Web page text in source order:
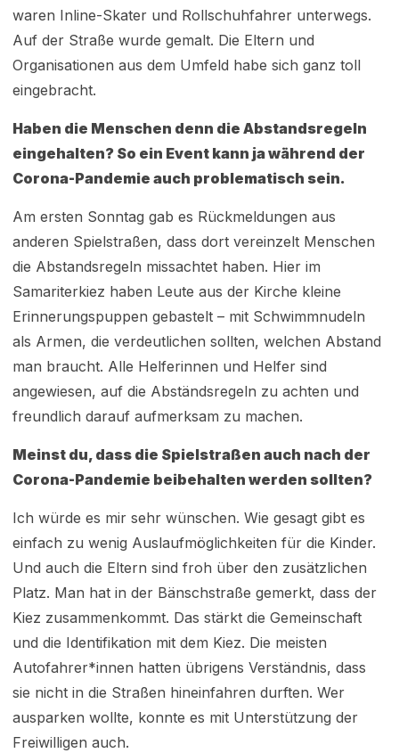
waren Inline-Skater und Rollschuhfahrer unterwegs.
Auf der Straße wurde gemalt. Die Eltern und
Organisationen aus dem Umfeld habe sich ganz toll
eingebracht.
Haben die Menschen denn die Abstandsregeln
eingehalten? So ein Event kann ja während der
Corona-Pandemie auch problematisch sein.
Am ersten Sonntag gab es Rückmeldungen aus
anderen Spielstraßen, dass dort vereinzelt Menschen
die Abstandsregeln missachtet haben. Hier im
Samariterkiez haben Leute aus der Kirche kleine
Erinnerungspuppen gebastelt – mit Schwimmnudeln
als Armen, die verdeutlichen sollten, welchen Abstand
man braucht. Alle Helferinnen und Helfer sind
angewiesen, auf die Abständsregeln zu achten und
freundlich darauf aufmerksam zu machen.
Meinst du, dass die Spielstraßen auch nach der
Corona-Pandemie beibehalten werden sollten?
Ich würde es mir sehr wünschen. Wie gesagt gibt es
einfach zu wenig Auslaufmöglichkeiten für die Kinder.
Und auch die Eltern sind froh über den zusätzlichen
Platz. Man hat in der Bänschstraße gemerkt, dass der
Kiez zusammenkommt. Das stärkt die Gemeinschaft
und die Identifikation mit dem Kiez. Die meisten
Autofahrer*innen hatten übrigens Verständnis, dass
sie nicht in die Straßen hineinfahren durften. Wer
ausparken wollte, konnte es mit Unterstützung der
Freiwilligen auch.